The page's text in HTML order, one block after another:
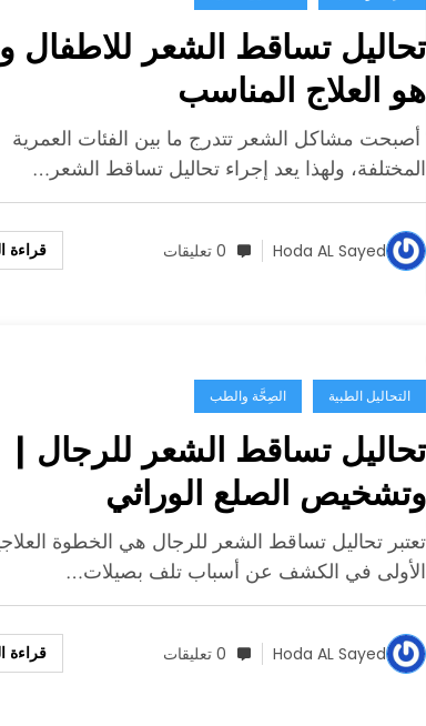
تحاليل تساقط الشعر للاطفال
هو العلاج المناسب
أصبحت مشاكل الشعر تتدرج ما بين الفئات العمرية
المختلفة، ولهذا يعد إجراء تحاليل تساقط الشعر…
Hoda AL Sayed 0 تعليقات قراءة
التحاليل الطبية الصِحَّة والطب
تحاليل تساقط الشعر للرجال |
وتشخيص الصلع الوراثي
تعتبر تحاليل تساقط الشعر للرجال هي الخطوة
الأولى في الكشف عن أسباب تلف بصيلات…
Hoda AL Sayed 0 تعليقات قراءة